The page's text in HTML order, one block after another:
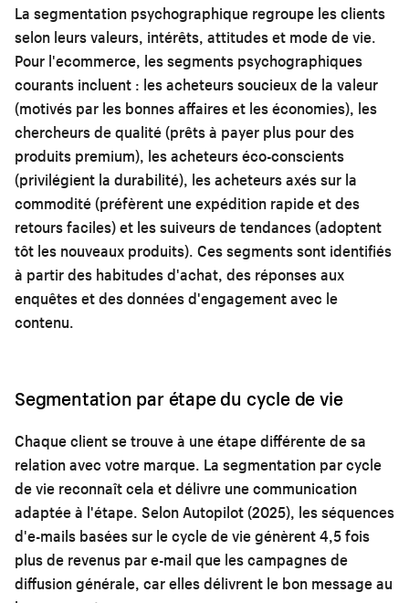
La segmentation psychographique regroupe les clients
selon leurs valeurs, intérêts, attitudes et mode de vie.
Pour l'ecommerce, les segments psychographiques
courants incluent : les acheteurs soucieux de la valeur
(motivés par les bonnes affaires et les économies), les
chercheurs de qualité (prêts à payer plus pour des
produits premium), les acheteurs éco-conscients
(privilégient la durabilité), les acheteurs axés sur la
commodité (préfèrent une expédition rapide et des
retours faciles) et les suiveurs de tendances (adoptent
tôt les nouveaux produits). Ces segments sont identifiés
à partir des habitudes d'achat, des réponses aux
enquêtes et des données d'engagement avec le
contenu.
Segmentation par étape du cycle de vie
Chaque client se trouve à une étape différente de sa
relation avec votre marque. La segmentation par cycle
de vie reconnaît cela et délivre une communication
adaptée à l'étape. Selon Autopilot (2025), les séquences
d'e-mails basées sur le cycle de vie génèrent 4,5 fois
plus de revenus par e-mail que les campagnes de
diffusion générale, car elles délivrent le bon message au